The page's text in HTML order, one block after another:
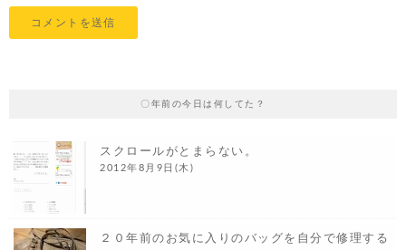
〇年前の今日は何してた？
スクロールがとまらない。
2012年8月9日(木)
２０年前のお気に入りのバッグを自分で修理する